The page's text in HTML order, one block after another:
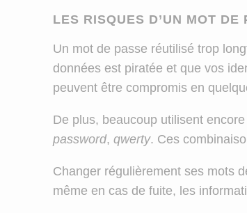
LES RISQUES D’UN MOT DE
Un mot de passe réutilisé trop
données est piratée et que vos
peuvent être compromis en
De plus, beaucoup utilisent
password, qwerty. Ces
Changer régulièrement ses mots
même en cas de fuite, les